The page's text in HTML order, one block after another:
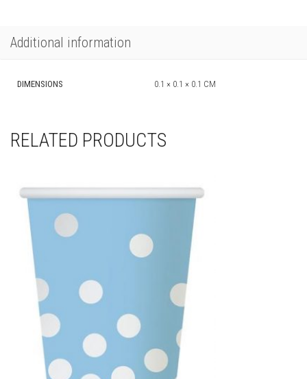
Additional information
DIMENSIONS 0.1 × 0.1 × 0.1 CM
RELATED PRODUCTS